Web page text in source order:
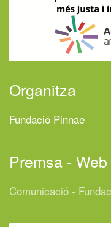
Organitza
Fundació Pinnae
Premsa - Web
Comunicació -